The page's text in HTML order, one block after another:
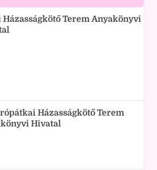
Házasságkötő Terem Anyakönyvi
Házasságkötő Terem
Hivatal